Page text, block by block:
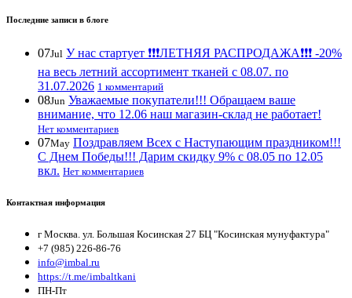
Последние записи в блоге
07Jul У нас стартует ❗️❗️❗️ЛЕТНЯЯ РАСПРОДАЖА❗️❗️❗️ -20%
на весь летний ассортимент тканей с 08.07. по
31.07.2026 1 комментарий
08Jun Уважаемые покупатели!!! Обращаем ваше
внимание, что 12.06 наш магазин-склад не работает!
Нет комментариев
07May Поздравляем Всех с Наступающим праздником!!!
С Днем Победы!!! Дарим скидку 9% с 08.05 по 12.05
вкл. Нет комментариев
Контактная информация
г Москва. ул. Большая Косинская 27 БЦ "Косинская мунуфактура"
+7 (985) 226-86-76
info@imbal.ru
https://t.me/imbaltkani
ПН-Пт